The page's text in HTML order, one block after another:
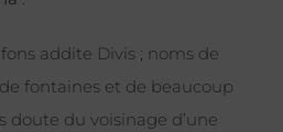
addite Divis ; noms de
fontaines et de beaucoup
doute du voisinage d’une